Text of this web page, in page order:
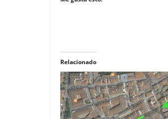
Relacionado